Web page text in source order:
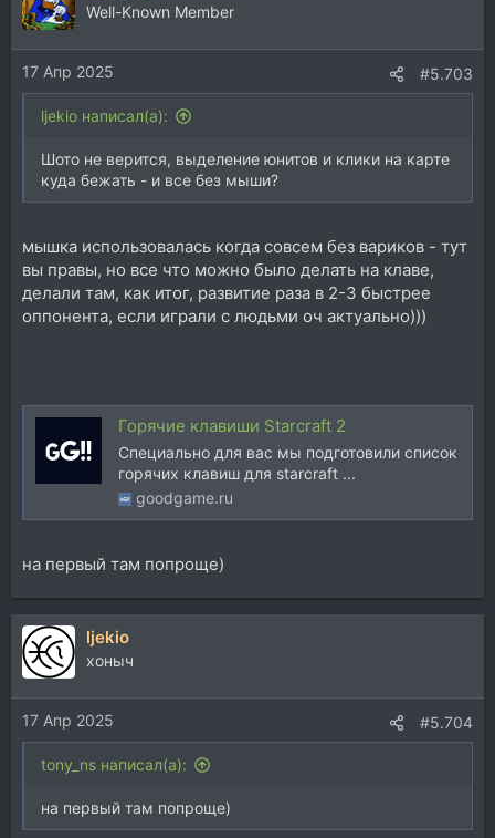
Well-Known Member
17 Апр 2025 #5.703
ljekio написал(а):
Шото не верится, выделение юнитов и клики на карте
куда бежать - и все без мыши?
мышка использовалась когда совсем без вариков - тут
вы правы, но все что можно было делать на клаве,
делали там, как итог, развитие раза в 2-3 быстрее
оппонента, если играли с людьми оч актуально)))
Горячие клавиши Starcraft 2
Специально для вас мы подготовили список
горячих клавиш для starcraft ...
goodgame.ru
на первый там попроще)
ljekio
хоныч
17 Апр 2025 #5.704
tony_ns написал(а):
на первый там попроще)